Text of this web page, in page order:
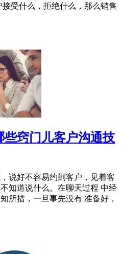
受什么，拒绝什么，那么销售
些窍门儿客户沟通技
说好不容易约到客户，见着客
知道说什么。在聊天过程 中经
所措，一旦事先没有 准备好，